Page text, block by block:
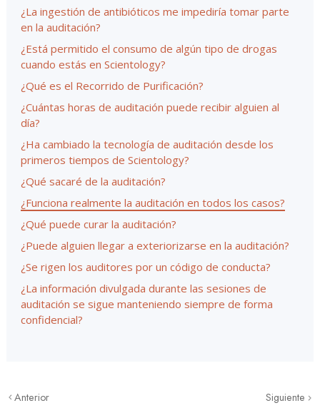
¿La ingestión de antibióticos me impediría tomar parte
en la auditación?
¿Está permitido el consumo de algún tipo de drogas
cuando estás en Scientology?
¿Qué es el Recorrido de Purificación?
¿Cuántas horas de auditación puede recibir alguien al
día?
¿Ha cambiado la tecnología de auditación desde los
primeros tiempos de Scientology?
¿Qué sacaré de la auditación?
¿Funciona realmente la auditación en todos los casos?
¿Qué puede curar la auditación?
¿Puede alguien llegar a exteriorizarse en la auditación?
¿Se rigen los auditores por un código de conducta?
¿La información divulgada durante las sesiones de
auditación se sigue manteniendo siempre de forma
confidencial?
Anterior Siguiente